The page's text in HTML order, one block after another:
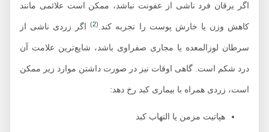
اگر یرقان فرد ناشی از عفونت نباشد، ممکن است علائمی مانند
کاهش وزن یا خارش پوست را تجربه کند. 2
)اگر زردی ناشی از
سرطان لوزالمعده یا مجاری صفراوی باشد، شایع‌ترین علامت آن
درد شکم است. گاهی اوقات نیز در صورت داشتن موارد زیر ممکن
است، زردی همراه با بیماری کبد رخ دهد:
هپاتیت مزمن یا التهاب کبد